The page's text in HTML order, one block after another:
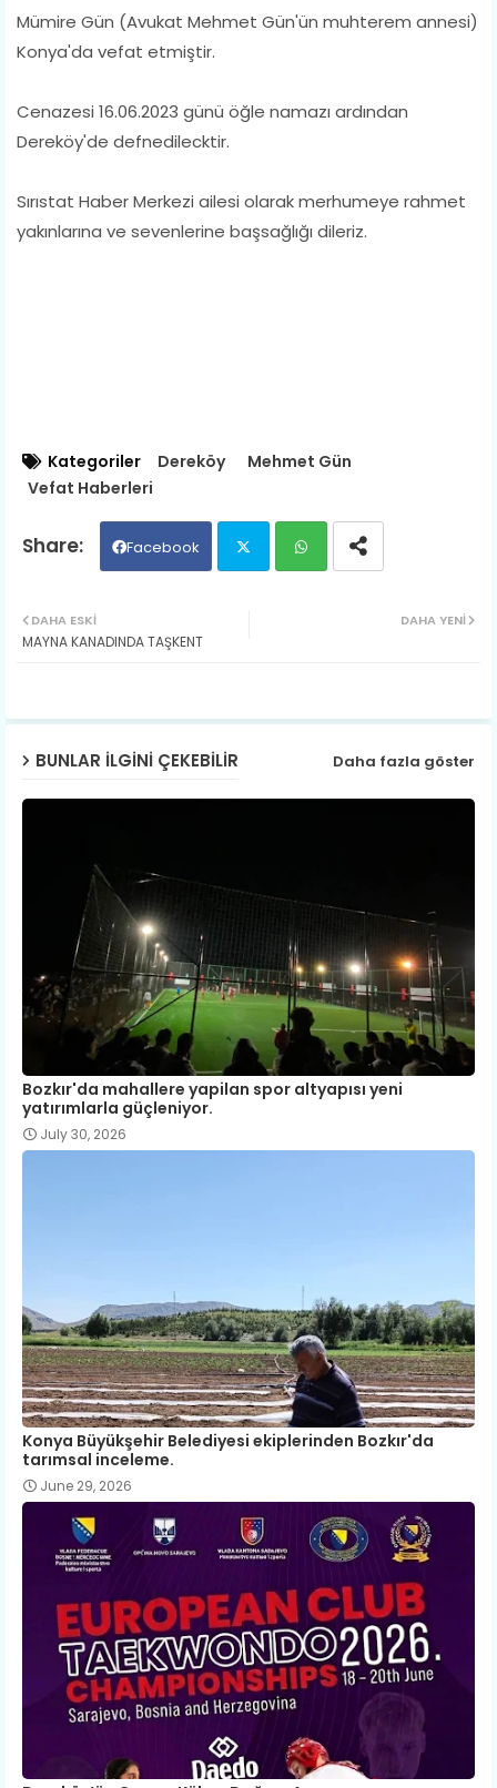
Mümire Gün (Avukat Mehmet Gün'ün muhterem annesi)
Konya'da vefat etmiştir.
Cenazesi 16.06.2023 günü öğle namazı ardından
Dereköy'de defnedilecktir.
Sırıstat Haber Merkezi ailesi olarak merhumeye rahmet
yakınlarına ve sevenlerine başsağlığı dileriz.
Kategoriler Dereköy
Mehmet Gün
Vefat Haberleri
Facebook
DAHA YENI
DAHA ESKI
​MAYNA KANADINDA TAŞKENT
BUNLAR ILGINI ÇEKEBILIR Daha fazla göster
Bozkır'da mahallere yapilan spor altyapısı yeni
yatırımlarla güçleniyor.
July 30, 2026
Konya Büyükşehir Belediyesi ekiplerinden Bozkır'da
tarımsal inceleme.
June 29, 2026